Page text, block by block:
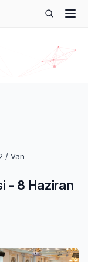
/ Van
- 8 Haziran